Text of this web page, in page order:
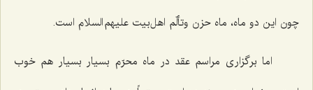
چون این دو ماه، ماه حزن وتألّم اهل‌بیت علیهم السلام است.
اما برگزاری مراسم عقد در ماه محرّم بسیار بسیار هم خوب